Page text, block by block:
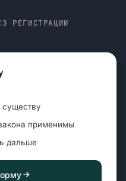
РЕГИСТРАЦИИ
применимы
дальше